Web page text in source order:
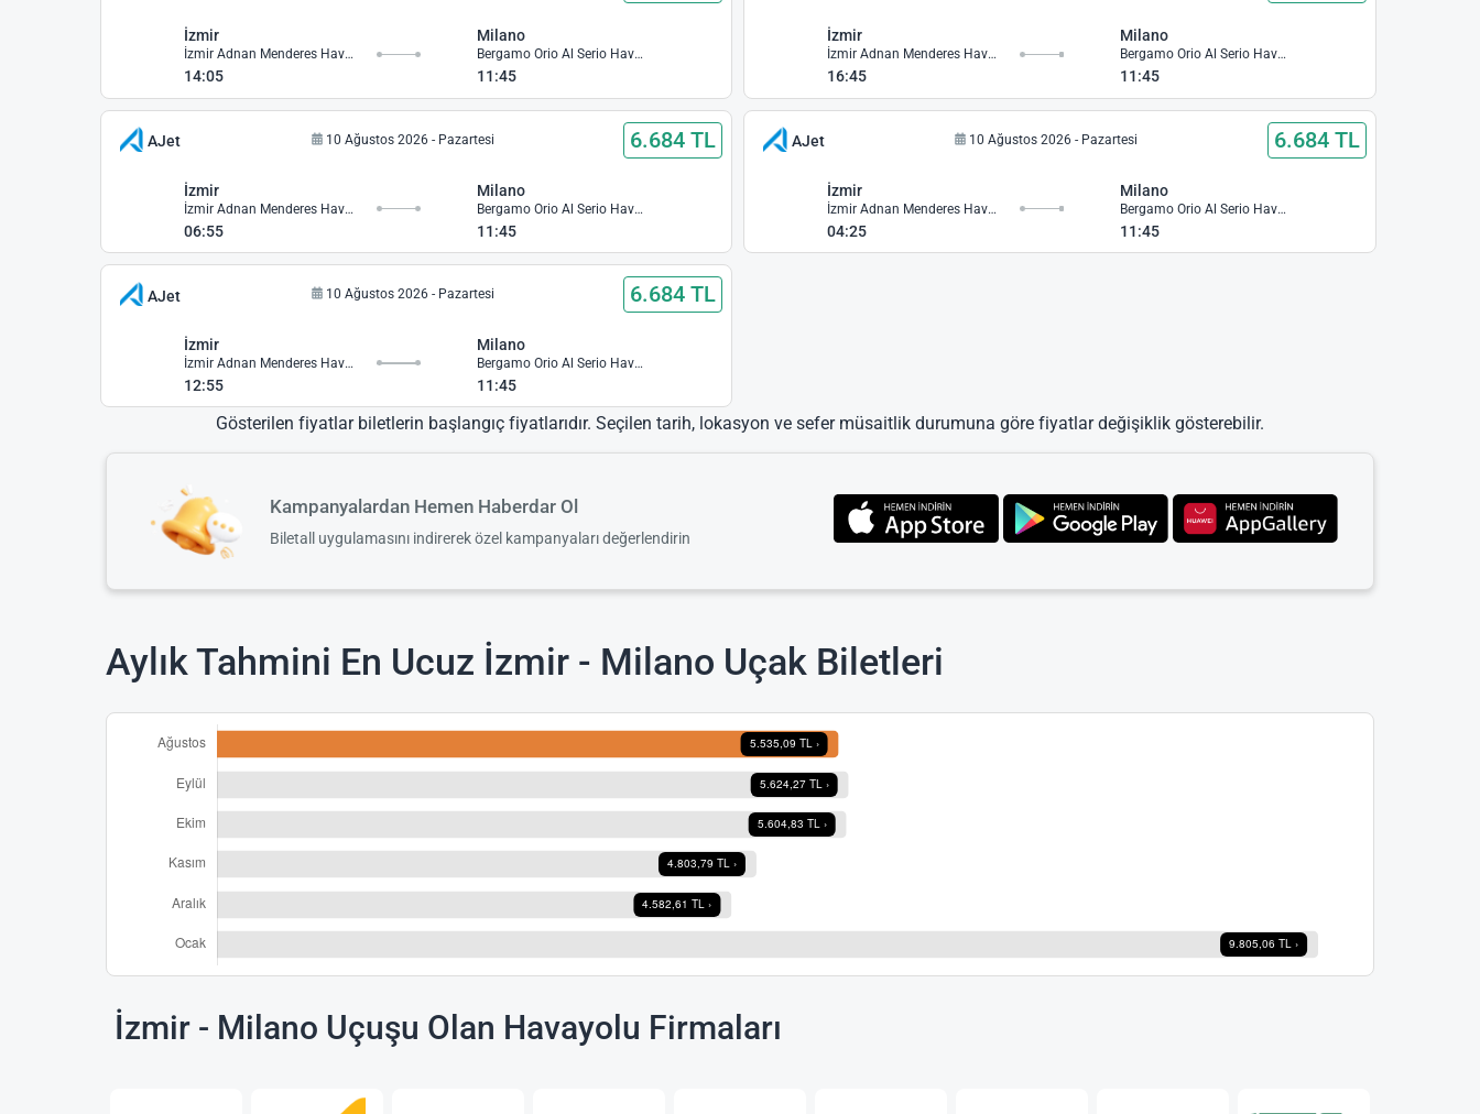
İzmir
İzmir Adnan Menderes Havalimanı
14:05
Milano
Bergamo Orio Al Serio Havalimanı
11:45
İzmir
İzmir Adnan Menderes Havalimanı
16:45
Milano
Bergamo Orio Al Serio Havalimanı
11:45
AJet 10 Ağustos 2026 - Pazartesi 6.684 TL
İzmir
İzmir Adnan Menderes Havalimanı
06:55
Milano
Bergamo Orio Al Serio Havalimanı
11:45
AJet 10 Ağustos 2026 - Pazartesi 6.684 TL
İzmir
İzmir Adnan Menderes Havalimanı
04:25
Milano
Bergamo Orio Al Serio Havalimanı
11:45
AJet 10 Ağustos 2026 - Pazartesi 6.684 TL
İzmir
İzmir Adnan Menderes Havalimanı
12:55
Milano
Bergamo Orio Al Serio Havalimanı
11:45
Gösterilen fiyatlar biletlerin başlangıç fiyatlarıdır. Seçilen tarih, lokasyon ve sefer müsaitlik durumuna göre fiyatlar değişiklik gösterebilir.
Kampanyalardan Hemen Haberdar Ol
Biletall uygulamasını indirerek özel kampanyaları değerlendirin
Aylık Tahmini En Ucuz İzmir - Milano Uçak Biletleri
İzmir - Milano Uçuşu Olan Havayolu Firmaları